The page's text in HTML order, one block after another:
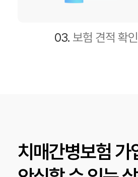
03. 보험 견적 확인
치매간병보험 가